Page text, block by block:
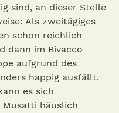
sind, an dieser Stelle
Als zweitägiges
schon reichlich
dann im Bivacco
aufgrund des
happig ausfällt.
es sich
häuslich